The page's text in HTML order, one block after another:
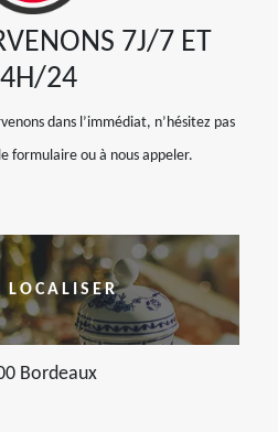
7J/7 ET
24
dans l’immédiat, n’hésitez pas
formulaire ou à nous appeler.
LOCALISER
Bordeaux